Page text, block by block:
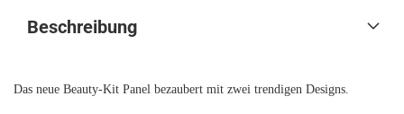
Beschreibung
Das neue Beauty-Kit Panel bezaubert mit zwei trendigen Designs.